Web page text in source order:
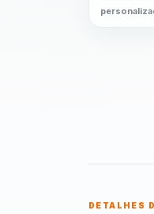
DETALHES